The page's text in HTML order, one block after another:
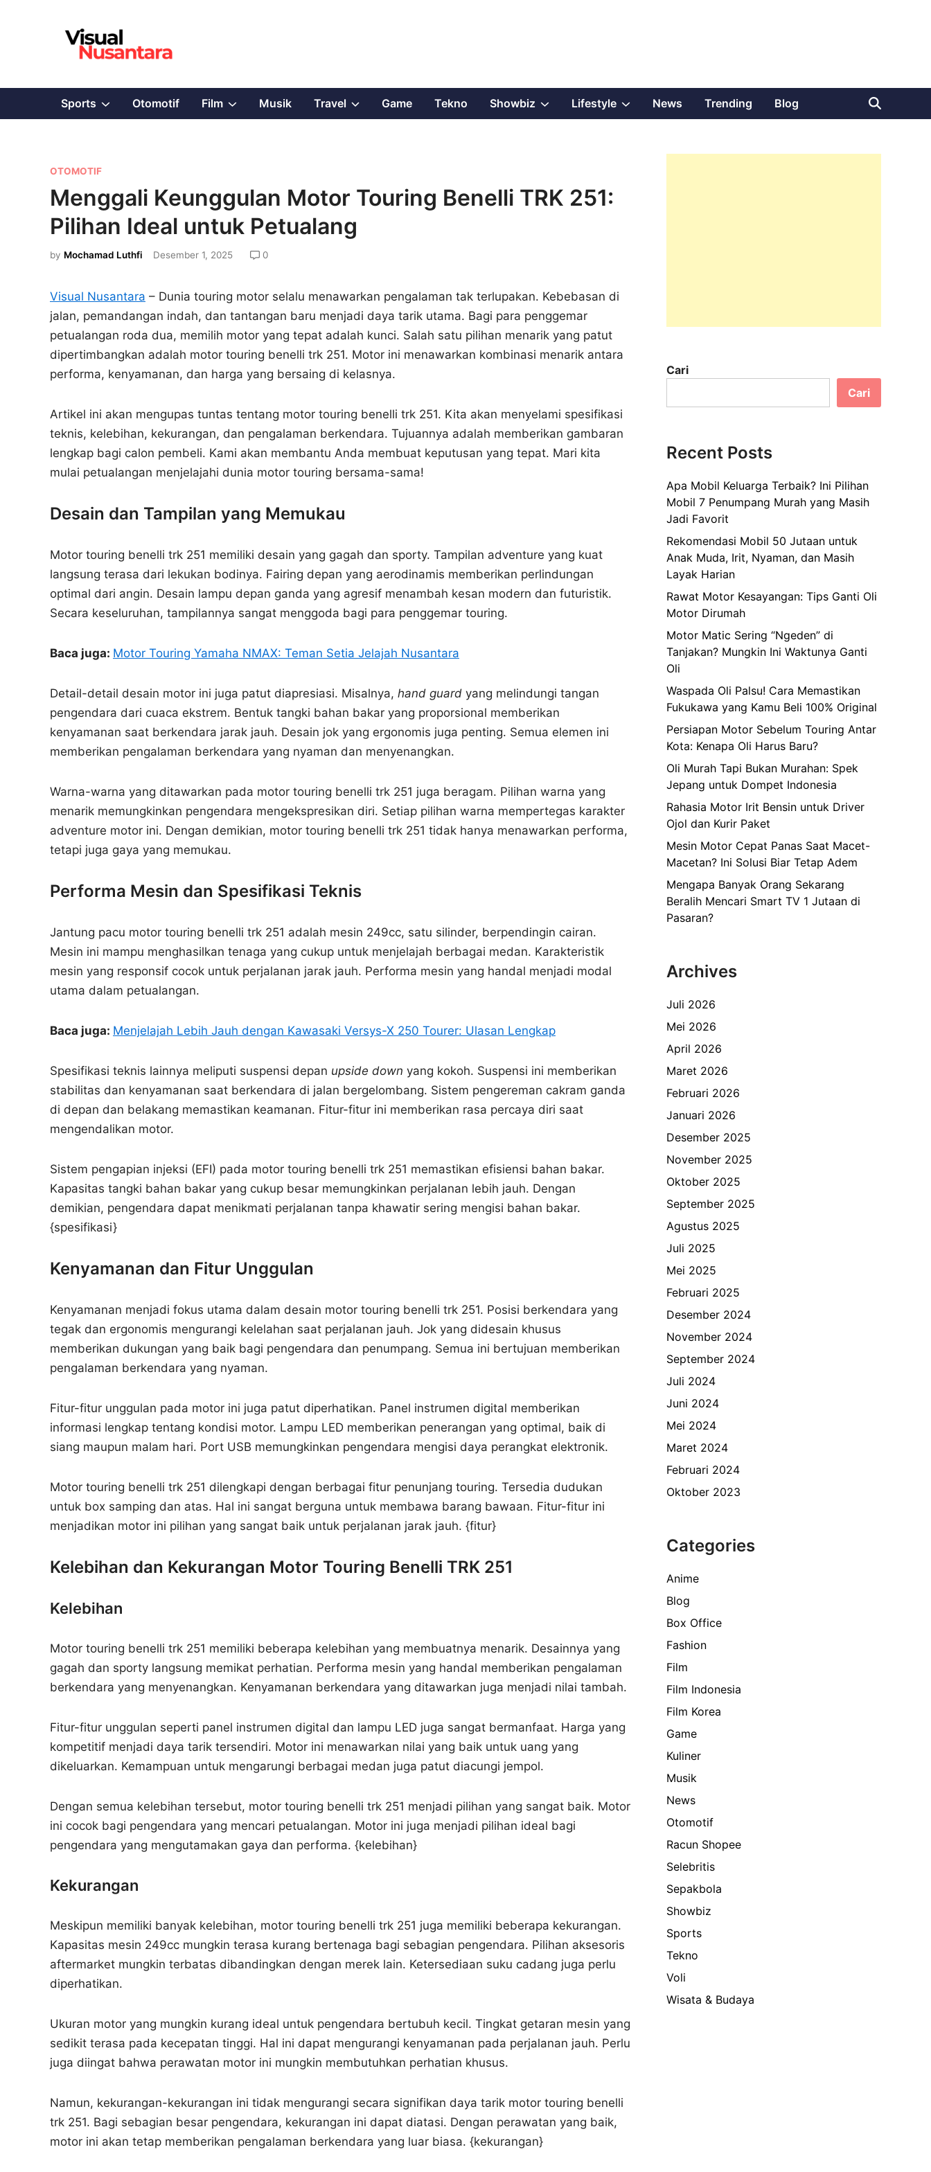
Sports ShowOtomotif Film ShowMusik Travel ShowGame Tekno Showbiz ShowLifestyle ShowNews Trending Blog
P
o
s
n
OTOMOTIF
Menggali Keunggulan Motor Touring Benelli TRK 251:
Pilihan Ideal untuk Petualang
by Mochamad Luthfi Desember 1, 2025 0
Visual Nusantara – Dunia touring motor selalu menawarkan pengalaman tak terlupakan. Kebebasan di
jalan, pemandangan indah, dan tantangan baru menjadi daya tarik utama. Bagi para penggemar
petualangan roda dua, memilih motor yang tepat adalah kunci. Salah satu pilihan menarik yang patut
dipertimbangkan adalah motor touring benelli trk 251. Motor ini menawarkan kombinasi menarik antara
performa, kenyamanan, dan harga yang bersaing di kelasnya.
Artikel ini akan mengupas tuntas tentang motor touring benelli trk 251. Kita akan menyelami spesifikasi
teknis, kelebihan, kekurangan, dan pengalaman berkendara. Tujuannya adalah memberikan gambaran
lengkap bagi calon pembeli. Kami akan membantu Anda membuat keputusan yang tepat. Mari kita
mulai petualangan menjelajahi dunia motor touring bersama-sama!
Desain dan Tampilan yang Memukau
Motor touring benelli trk 251 memiliki desain yang gagah dan sporty. Tampilan adventure yang kuat
langsung terasa dari lekukan bodinya. Fairing depan yang aerodinamis memberikan perlindungan
optimal dari angin. Desain lampu depan ganda yang agresif menambah kesan modern dan futuristik.
Secara keseluruhan, tampilannya sangat menggoda bagi para penggemar touring.
Baca juga: Motor Touring Yamaha NMAX: Teman Setia Jelajah Nusantara
Detail-detail desain motor ini juga patut diapresiasi. Misalnya, hand guard yang melindungi tangan
pengendara dari cuaca ekstrem. Bentuk tangki bahan bakar yang proporsional memberikan
kenyamanan saat berkendara jarak jauh. Desain jok yang ergonomis juga penting. Semua elemen ini
memberikan pengalaman berkendara yang nyaman dan menyenangkan.
Warna-warna yang ditawarkan pada motor touring benelli trk 251 juga beragam. Pilihan warna yang
menarik memungkinkan pengendara mengekspresikan diri. Setiap pilihan warna mempertegas karakter
adventure motor ini. Dengan demikian, motor touring benelli trk 251 tidak hanya menawarkan performa,
tetapi juga gaya yang memukau.
Performa Mesin dan Spesifikasi Teknis
Jantung pacu motor touring benelli trk 251 adalah mesin 249cc, satu silinder, berpendingin cairan.
Mesin ini mampu menghasilkan tenaga yang cukup untuk menjelajah berbagai medan. Karakteristik
mesin yang responsif cocok untuk perjalanan jarak jauh. Performa mesin yang handal menjadi modal
utama dalam petualangan.
Baca juga: Menjelajah Lebih Jauh dengan Kawasaki Versys-X 250 Tourer: Ulasan Lengkap
Spesifikasi teknis lainnya meliputi suspensi depan upside down yang kokoh. Suspensi ini memberikan
stabilitas dan kenyamanan saat berkendara di jalan bergelombang. Sistem pengereman cakram ganda
di depan dan belakang memastikan keamanan. Fitur-fitur ini memberikan rasa percaya diri saat
mengendalikan motor.
Sistem pengapian injeksi (EFI) pada motor touring benelli trk 251 memastikan efisiensi bahan bakar.
Kapasitas tangki bahan bakar yang cukup besar memungkinkan perjalanan lebih jauh. Dengan
demikian, pengendara dapat menikmati perjalanan tanpa khawatir sering mengisi bahan bakar.
{spesifikasi}
Kenyamanan dan Fitur Unggulan
Kenyamanan menjadi fokus utama dalam desain motor touring benelli trk 251. Posisi berkendara yang
tegak dan ergonomis mengurangi kelelahan saat perjalanan jauh. Jok yang didesain khusus
memberikan dukungan yang baik bagi pengendara dan penumpang. Semua ini bertujuan memberikan
pengalaman berkendara yang nyaman.
Fitur-fitur unggulan pada motor ini juga patut diperhatikan. Panel instrumen digital memberikan
informasi lengkap tentang kondisi motor. Lampu LED memberikan penerangan yang optimal, baik di
siang maupun malam hari. Port USB memungkinkan pengendara mengisi daya perangkat elektronik.
Motor touring benelli trk 251 dilengkapi dengan berbagai fitur penunjang touring. Tersedia dudukan
untuk box samping dan atas. Hal ini sangat berguna untuk membawa barang bawaan. Fitur-fitur ini
menjadikan motor ini pilihan yang sangat baik untuk perjalanan jarak jauh. {fitur}
Kelebihan dan Kekurangan Motor Touring Benelli TRK 251
Kelebihan
Motor touring benelli trk 251 memiliki beberapa kelebihan yang membuatnya menarik. Desainnya yang
gagah dan sporty langsung memikat perhatian. Performa mesin yang handal memberikan pengalaman
berkendara yang menyenangkan. Kenyamanan berkendara yang ditawarkan juga menjadi nilai tambah.
Fitur-fitur unggulan seperti panel instrumen digital dan lampu LED juga sangat bermanfaat. Harga yang
kompetitif menjadi daya tarik tersendiri. Motor ini menawarkan nilai yang baik untuk uang yang
dikeluarkan. Kemampuan untuk mengarungi berbagai medan juga patut diacungi jempol.
Dengan semua kelebihan tersebut, motor touring benelli trk 251 menjadi pilihan yang sangat baik. Motor
ini cocok bagi pengendara yang mencari petualangan. Motor ini juga menjadi pilihan ideal bagi
pengendara yang mengutamakan gaya dan performa. {kelebihan}
Kekurangan
Meskipun memiliki banyak kelebihan, motor touring benelli trk 251 juga memiliki beberapa kekurangan.
Kapasitas mesin 249cc mungkin terasa kurang bertenaga bagi sebagian pengendara. Pilihan aksesoris
aftermarket mungkin terbatas dibandingkan dengan merek lain. Ketersediaan suku cadang juga perlu
diperhatikan.
Ukuran motor yang mungkin kurang ideal untuk pengendara bertubuh kecil. Tingkat getaran mesin yang
sedikit terasa pada kecepatan tinggi. Hal ini dapat mengurangi kenyamanan pada perjalanan jauh. Perlu
juga diingat bahwa perawatan motor ini mungkin membutuhkan perhatian khusus.
Namun, kekurangan-kekurangan ini tidak mengurangi secara signifikan daya tarik motor touring benelli
trk 251. Bagi sebagian besar pengendara, kekurangan ini dapat diatasi. Dengan perawatan yang baik,
motor ini akan tetap memberikan pengalaman berkendara yang luar biasa. {kekurangan}
Cari
Cari
Recent Posts
Apa Mobil Keluarga Terbaik? Ini Pilihan
Mobil 7 Penumpang Murah yang Masih
Jadi Favorit
Rekomendasi Mobil 50 Jutaan untuk
Anak Muda, Irit, Nyaman, dan Masih
Layak Harian
Rawat Motor Kesayangan: Tips Ganti Oli
Motor Dirumah
Motor Matic Sering “Ngeden” di
Tanjakan? Mungkin Ini Waktunya Ganti
Oli
Waspada Oli Palsu! Cara Memastikan
Fukukawa yang Kamu Beli 100% Original
Persiapan Motor Sebelum Touring Antar
Kota: Kenapa Oli Harus Baru?
Oli Murah Tapi Bukan Murahan: Spek
Jepang untuk Dompet Indonesia
Rahasia Motor Irit Bensin untuk Driver
Ojol dan Kurir Paket
Mesin Motor Cepat Panas Saat Macet-
Macetan? Ini Solusi Biar Tetap Adem
Mengapa Banyak Orang Sekarang
Beralih Mencari Smart TV 1 Jutaan di
Pasaran?
Archives
Juli 2026
Mei 2026
April 2026
Maret 2026
Februari 2026
Januari 2026
Desember 2025
November 2025
Oktober 2025
September 2025
Agustus 2025
Juli 2025
Mei 2025
Februari 2025
Desember 2024
November 2024
September 2024
Juli 2024
Juni 2024
Mei 2024
Maret 2024
Februari 2024
Oktober 2023
Categories
Anime
Blog
Box Office
Fashion
Film
Film Indonesia
Film Korea
Game
Kuliner
Musik
News
Otomotif
Racun Shopee
Selebritis
Sepakbola
Showbiz
Sports
Tekno
Voli
Wisata & Budaya